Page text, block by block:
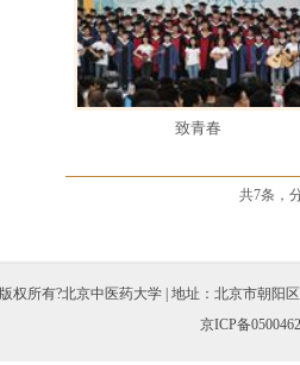
致青春
共7条，
版权所有?北京中医药大学 | 地址：北京市朝阳
京ICP备